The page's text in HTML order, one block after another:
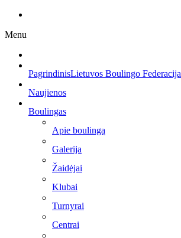
Menu
PagrindinisLietuvos Boulingo Federacija
Naujienos
Boulingas
Apie boulingą
Galerija
Žaidėjai
Klubai
Turnyrai
Centrai